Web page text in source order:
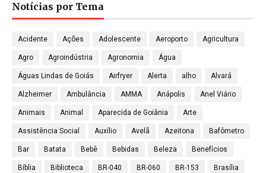
Notícias por Tema
Acidente Ações Adolescente Aeroporto Agricultura
Agro Agroindústria Agronomia Água
Águas Lindas de Goiás Airfryer Alerta alho Alvará
Alzheimer Ambulância AMMA Anápolis Anel Viário
Animais Animal Aparecida de Goiânia Arte
Assistência Social Auxílio Avelã Azeitona Bafômetro
Bar Batata Bebê Bebidas Beleza Benefícios
Bíblia Biblioteca BR-040 BR-060 BR-153 Brasília